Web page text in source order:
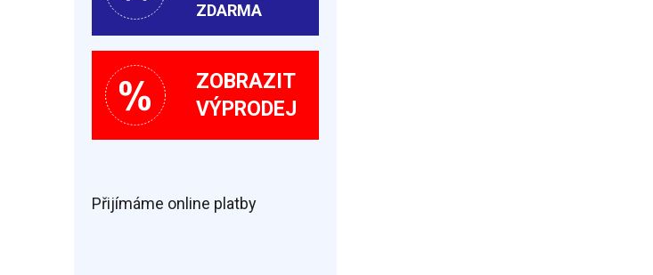
ZDARMA
ZOBRAZIT
VÝPRODEJ
Přijímáme online platby